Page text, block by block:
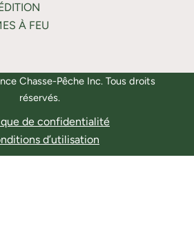
À FEU
Chasse-Pêche Inc. Tous droits
réservés.
de confidentialité
d’utilisation